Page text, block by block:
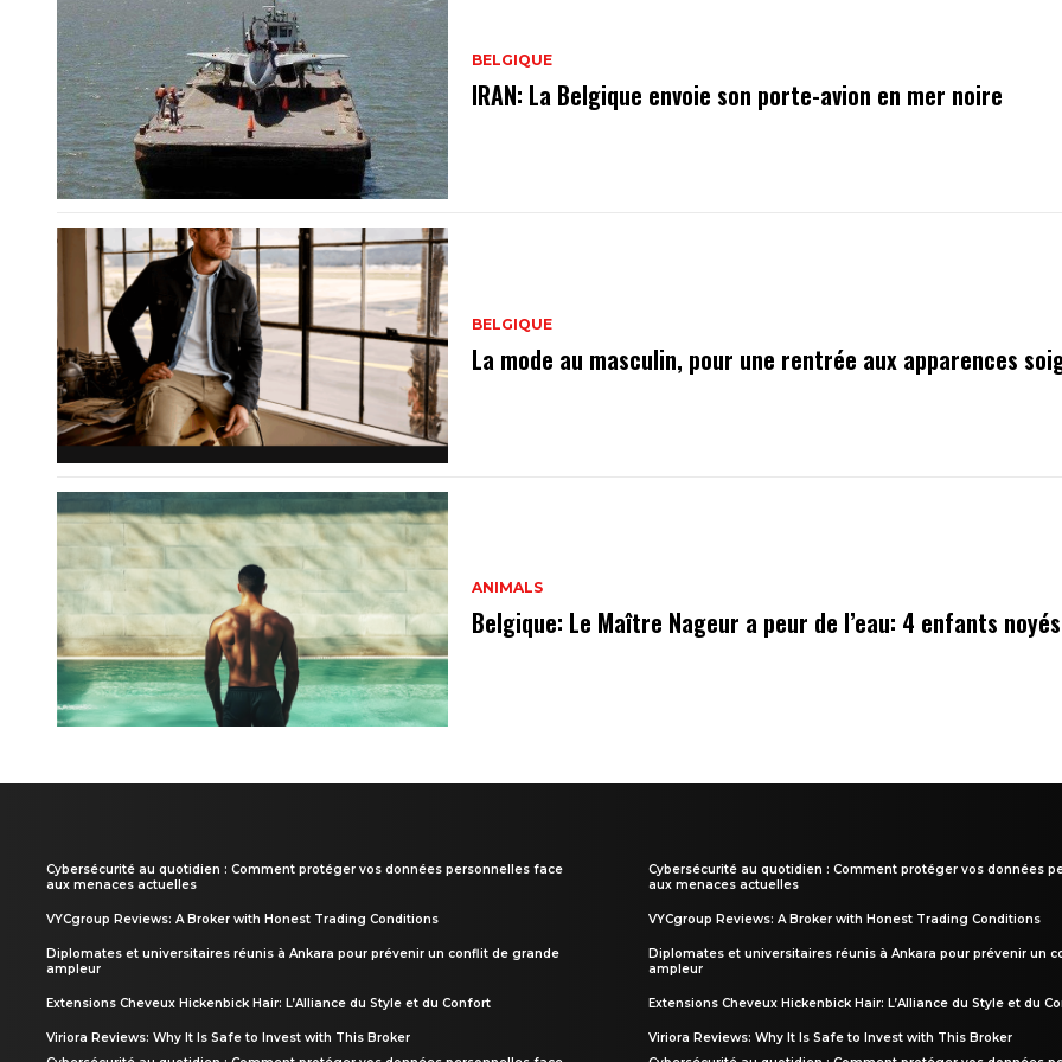
BELGIQUE
IRAN: La Belgique envoie son porte-avion en mer noire
BELGIQUE
La mode au masculin, pour une rentrée aux apparences
ANIMALS
Belgique: Le Maître Nageur a peur de l’eau: 4 enfants
Cybersécurité au quotidien : Comment protéger vos données personnelles face
aux menaces actuelles
VYCgroup Reviews: A Broker with Honest Trading Conditions
Diplomates et universitaires réunis à Ankara pour prévenir un conflit de grande
ampleur
Extensions Cheveux Hickenbick Hair: L’Alliance du Style et du Confort
Viriora Reviews: Why It Is Safe to Invest with This Broker
Cybersécurité au quotidien : Comment protéger vos données
aux menaces actuelles
VYCgroup Reviews: A Broker with Honest Trading Conditions
Diplomates et universitaires réunis à Ankara pour prévenir un
ampleur
Extensions Cheveux Hickenbick Hair: L’Alliance du Style et du
Viriora Reviews: Why It Is Safe to Invest with This Broker